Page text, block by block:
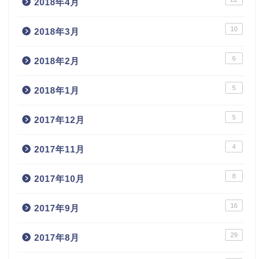
2018年4月
2018年3月 10
2018年2月 6
2018年1月 5
2017年12月 5
2017年11月 4
2017年10月 8
2017年9月 16
2017年8月 29